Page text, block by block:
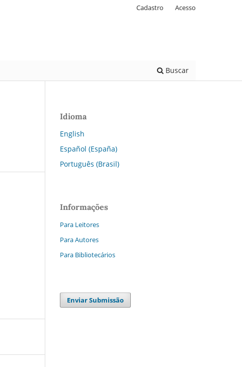
Buscar
Cadastro Acesso
Idioma
English
Español (España)
Português (Brasil)
Informações
Para Leitores
Para Autores
Para Bibliotecários
Enviar Submissão